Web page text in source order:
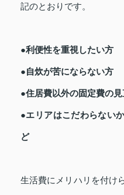
記のとおりです。
●利便性を重視したい方
●自炊が苦にならない方
●住居費以外の固定費の
●エリアはこだわらない
ど
生活費にメリハリを付け